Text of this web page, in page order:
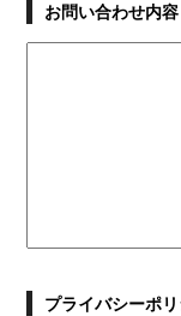
お問い合わせ内
プライバシーポ